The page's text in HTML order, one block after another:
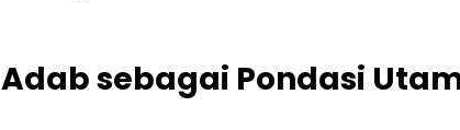
Adab sebagai Pondasi